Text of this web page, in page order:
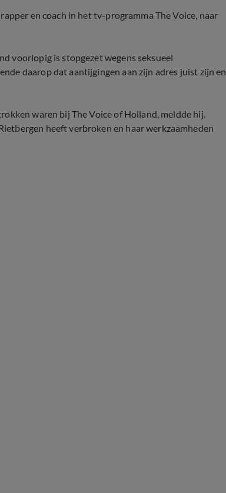
en coach in het tv-programma The Voice, naar
voorlopig is stopgezet wegens seksueel
daarop dat aantijgingen aan zijn adres juist zijn en
waren bij The Voice of Holland, meldde hij.
heeft verbroken en haar werkzaamheden